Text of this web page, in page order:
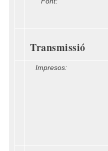
Transmissió
Impresos: